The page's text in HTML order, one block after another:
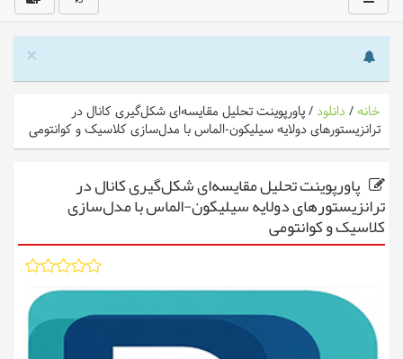
×
خانه/ دانلود/پاورپوینت تحلیل مقایسه‌ای شکل‌گیری کانال در
ترانزیستورهای دولایه سیلیکون-الماس با مدل‌سازی کلاسیک و کوانتومی
پاورپوینت تحلیل مقایسه‌ای شکل‌گیری کانال در
ترانزیستورهای دولایه سیلیکون-الماس با مدل‌سازی
کلاسیک و کوانتومی